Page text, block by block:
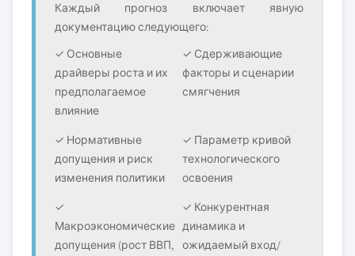
Каждый прогноз включает явную
документацию следующего:
✓ Основные
драйверы роста и их
предполагаемое
влияние
✓ Сдерживающие
факторы и сценарии
смягчения
✓ Нормативные
допущения и риск
изменения политики
✓ Параметр кривой
технологического
освоения
✓
Макроэкономические
допущения (рост ВВП,
✓ Конкурентная
динамика и
ожидаемый вход/